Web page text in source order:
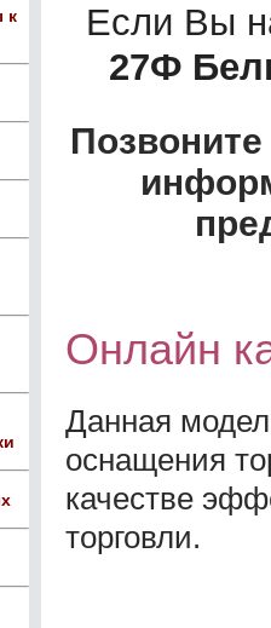
к
Если Вы
27Ф
Онлайн
Данная
оснащения
качестве
торговли.